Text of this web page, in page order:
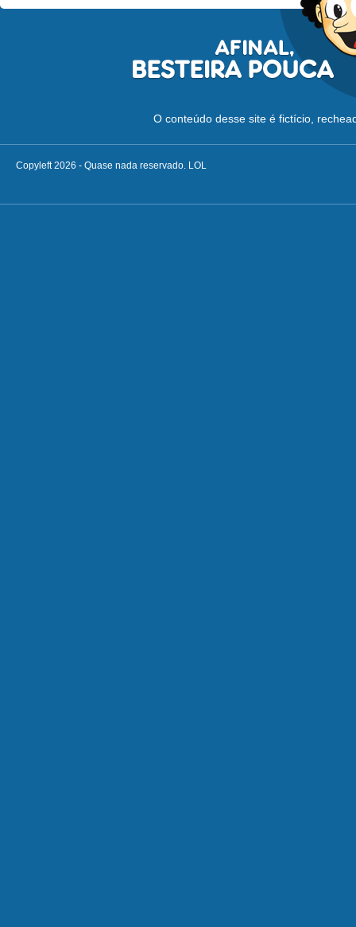
O conteúdo desse site é fictício,
Copyleft 2026 - Quase nada reservado. LOL